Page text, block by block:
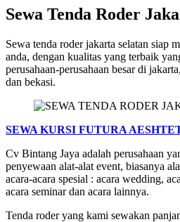
Sewa Tenda Roder
Sewa tenda roder jakarta selatan siap
anda, dengan kualitas yang terbaik
perusahaan-perusahaan besar di
dan bekasi.
SEWA KURSI FUTURA
Cv Bintang Jaya adalah perusahaan
penyewaan alat-alat event, biasanya
acara-acara spesial : acara wedding,
acara seminar dan acara lainnya.
Tenda roder yang kami sewakan